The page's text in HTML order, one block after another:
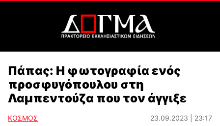
Πάπας: Η φωτογραφία ενός
προσφυγόπουλου στη
Λαμπεντούζα που τον άγγιξε
ΚΟΣΜΟΣ 23.09.2023 | 23:17